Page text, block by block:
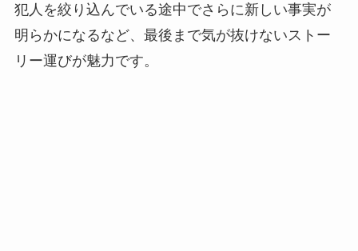
犯人を絞り込んでいる途中でさらに新しい事実が
明らかになるなど、最後まで気が抜けないストー
リー運びが魅力です。